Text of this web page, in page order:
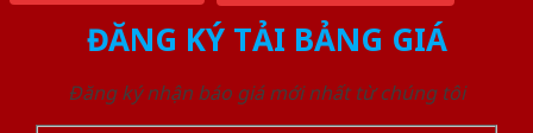
ĐĂNG KÝ TẢI BẢNG GIÁ
Đăng ký nhận báo giá mới nhất từ chúng tôi